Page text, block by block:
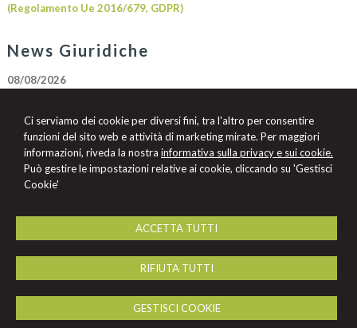
Ci serviamo dei cookie per diversi fini, tra l'altro per consentire
funzioni del sito web e attività di marketing mirate. Per maggiori
informazioni, riveda la nostra informativa sulla privacy e sui cookie.
Può gestire le impostazioni relative ai cookie, cliccando su 'Gestisci
Cookie'
ACCETTA TUTTI
RIFIUTA TUTTI
GESTISCI COOKIE
(Regolamento Ue 2016/679, GDPR)
News Giuridiche
08/08/2026
07/08/2026
Volo in ritardo o cancellato: la pronuncia del Giudice di Pace di Venezia
07/08/2026
AI Act: ok definitivo ai decreti su governance e attività di polizia. Il Cdm
Studio Legale
Via del Sole, 8 -Perugia06122,PG
0755732988